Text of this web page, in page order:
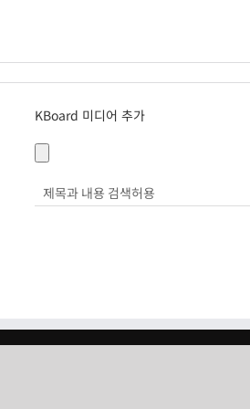
KBoard 미디어 추가